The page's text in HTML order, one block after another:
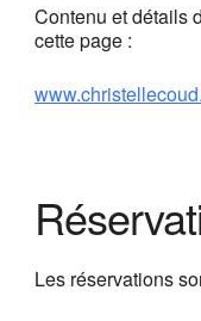
Contenu et détails
cette page :
Les réservations